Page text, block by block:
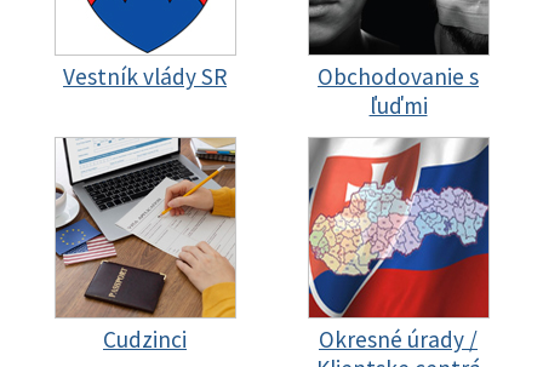
Vestník vlády SR
Obchodovanie s
ľuďmi
Cudzinci
Okresné úrady /